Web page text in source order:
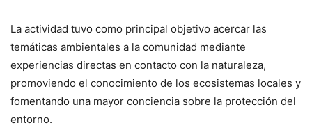
La actividad tuvo como principal objetivo acercar las
temáticas ambientales a la comunidad mediante
experiencias directas en contacto con la naturaleza,
promoviendo el conocimiento de los ecosistemas locales y
fomentando una mayor conciencia sobre la protección del
entorno.